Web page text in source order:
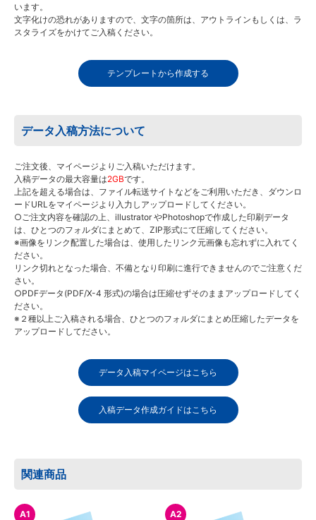
います。
文字化けの恐れがありますので、文字の箇所は、アウトラインもしくは、ラ
スタライズをかけてご入稿ください。
テンプレートから作成する
データ入稿方法について
ご注文後、マイページよりご入稿いただけます。
入稿データの最大容量は2GBです。
上記を超える場合は、ファイル転送サイトなどをご利用いただき、ダウンロ
ードURLをマイページより入力しアップロードしてください。
○ご注文内容を確認の上、illustrator やPhotoshopで作成した印刷データ
は、ひとつのフォルダにまとめて、ZIP形式にて圧縮してください。
※画像をリンク配置した場合は、使用したリンク元画像も忘れずに入れてく
ださい。
リンク切れとなった場合、不備となり印刷に進行できませんのでご注意くだ
さい。
○PDFデータ(PDF/X-4 形式)の場合は圧縮せずそのままアップロードしてく
ださい。
※２種以上ご入稿される場合、ひとつのフォルダにまとめ圧縮したデータを
アップロードしてださい。
データ入稿マイページはこちら
入稿データ作成ガイドはこちら
関連商品
A1 A2